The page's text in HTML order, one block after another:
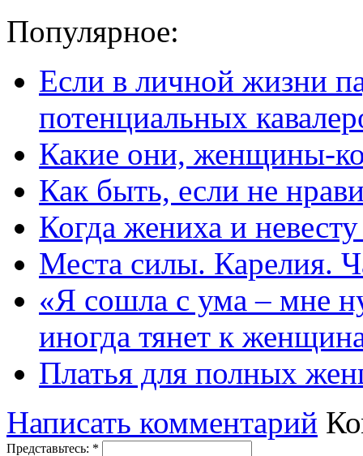
Популярное:
Если в личной жизни
потенциальных
Какие они, женщины-
Как быть, если не
Когда жениха и
Места силы. Карелия.
«Я сошла с ума – мне
иногда тянет к
Платья для полных
Написать комментарий
Представьтесь: *